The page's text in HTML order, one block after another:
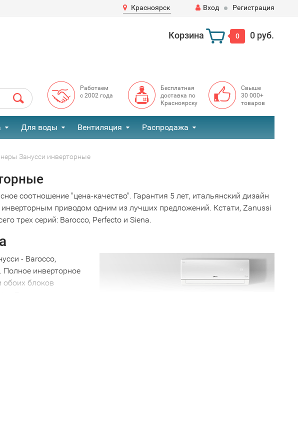
Красноярск Вход Регистрация
Корзина 0 0 руб.
Работаем
с 2002 года
Бесплатная
доставка по
Красноярску
Свыше
30 000+
товаров
Для воды Вентиляция Распродажа
Занусси инверторные
соотношение "цена-качество". Гарантия 5 лет, итальянский дизайн
инверторным приводом одним из лучших предложений. Кстати, Zanussi
трех серий: Barocco, Perfecto и Siena.
- Barocco,
инверторное
блоков
Перфорированные